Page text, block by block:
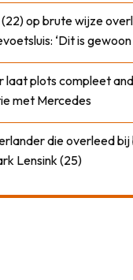
(22) op brute wijze
‘Dit is
laat plots compleet
met Mercedes
die overleed
Lensink (25)